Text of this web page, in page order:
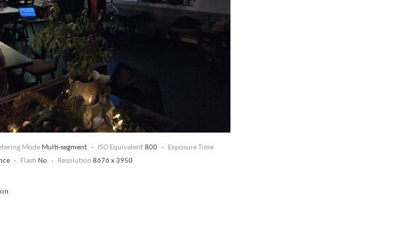
Mode Multi-segment · ISO Equivalent800 · Exposure Time
· Flash No · Resolution 8676 x 3950